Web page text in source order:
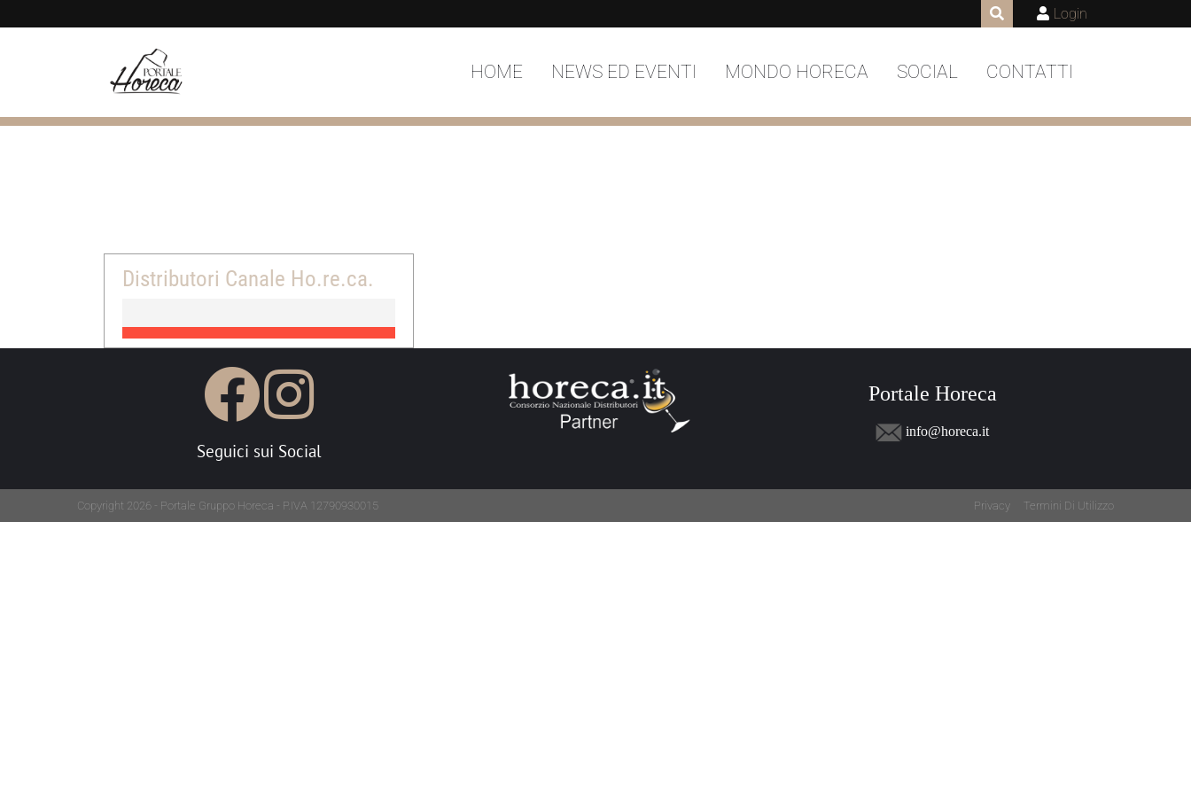
Login
HOME NEWS ED EVENTI MONDO HORECA SOCIAL CONTATTI
Distributori Canale Ho.re.ca.
Seguici sui Social
Portale Horeca
info@horeca.it
Termini Di Utilizzo
Privacy
Copyright 2026 - Portale Gruppo Horeca - P.IVA 12790930015